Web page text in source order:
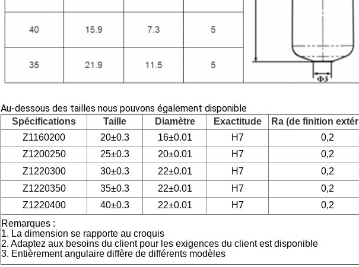
Au-dessous des tailles nous pouvons également disponible
Spécifications Taille Diamètre Exactitude
Ra (de finition
Z1160200
20±0.3 16±0.01 H7
0,2
Z1200250
25±0.3 20±0.01 H7
0,2
Z1220300
30±0.3 22±0.01 H7
0,2
Z1220350
35±0.3 22±0.01 H7
0,2
Z1220400
40±0.3 22±0.01 H7
0,2
Remarques :
1. La dimension se rapporte au croquis
2. Adaptez aux besoins du client pour les exigences du client est disponible
3. Entièrement angulaire diffère de différents modèles